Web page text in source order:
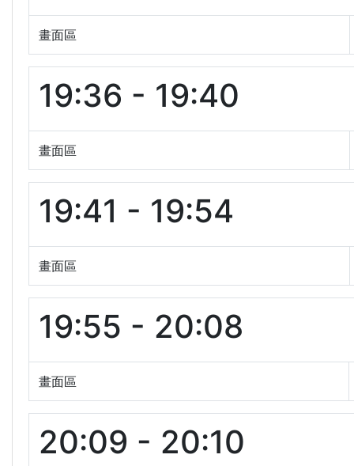
畫面區
19:36 - 19:40
畫面區
19:41 - 19:54
畫面區
19:55 - 20:08
畫面區
20:09 - 20:10